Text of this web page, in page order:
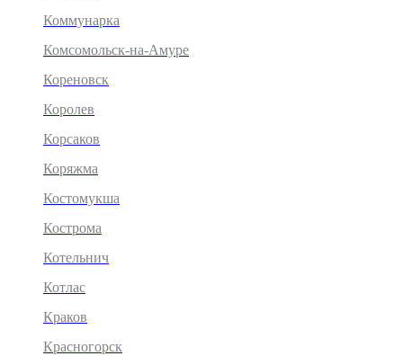
Коммунарка
Комсомольск-на-Амуре
Кореновск
Королев
Корсаков
Коряжма
Костомукша
Кострома
Котельнич
Котлас
Краков
Красногорск